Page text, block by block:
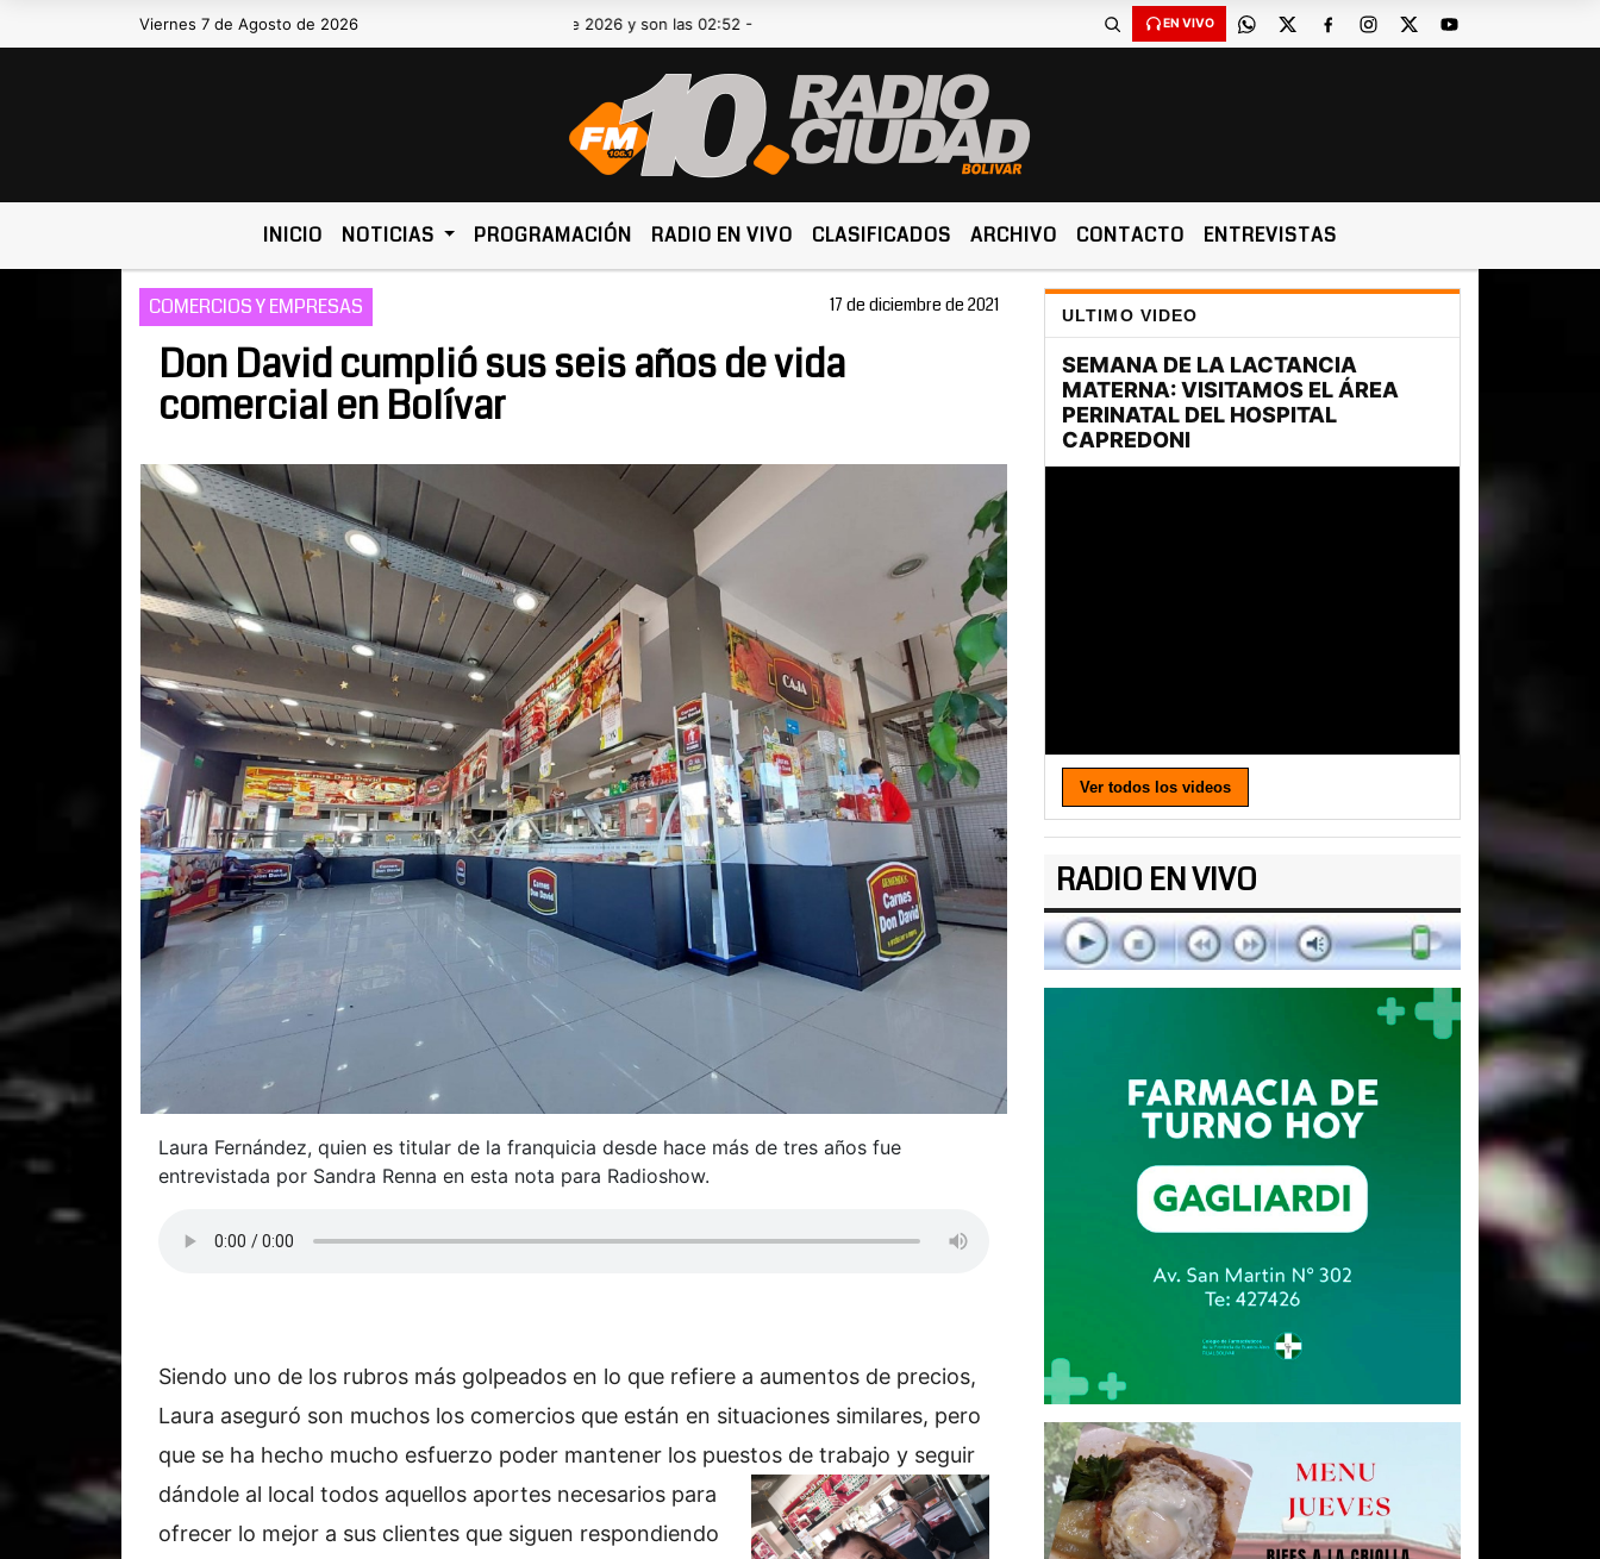
Viernes 7 de Agosto de 2026Hoy es Viernes 7 de Agosto de 2026 y son las 02:52 - EN VIVO
INICIO NOTICIAS PROGRAMACIÓN RADIO EN VIVO CLASIFICADOS ARCHIVO CONTACTO ENTREVISTAS
COMERCIOS Y EMPRESAS 17 de diciembre de 2021
Don David cumplió sus seis años de vida
comercial en Bolívar
Laura Fernández, quien es titular de la franquicia desde hace más de tres años fue
entrevistada por Sandra Renna en esta nota para Radioshow.
Siendo uno de los rubros más golpeados en lo que refiere a aumentos de precios,
Laura aseguró son muchos los comercios que están en situaciones similares, pero
que se ha hecho mucho esfuerzo poder mantener los puestos de trabajo y seguir
dándole al local todos aquellos aportes necesarios para
ofrecer lo mejor a sus clientes que siguen respondiendo
ULTIMO VIDEO
Ver todos los videos
RADIO EN VIVO